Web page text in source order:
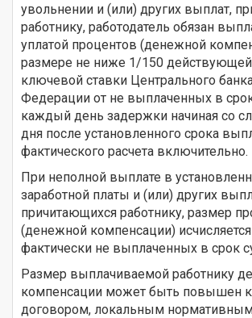
увольнении и (или) других выплат,
работнику, работодатель обязан
уплатой процентов (денежной
размере не ниже 1/150
ключевой ставки Центрального
Федерации от не выплаченных в
каждый день задержки начиная со
дня после установленного срока
фактического расчета включительно.
При неполной выплате в
заработной платы и (или) других
причитающихся работнику, размер
(денежной компенсации)
фактически не выплаченных в срок
Размер выплачиваемой работнику
компенсации может быть повышен
договором, локальным